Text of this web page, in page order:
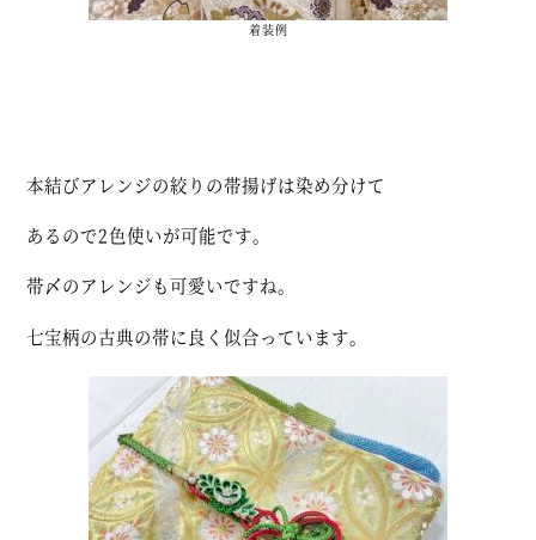
着装例
本結びアレンジの絞りの帯揚げは染め分けて
あるので2色使いが可能です。
帯〆のアレンジも可愛いですね。
七宝柄の古典の帯に良く似合っています。